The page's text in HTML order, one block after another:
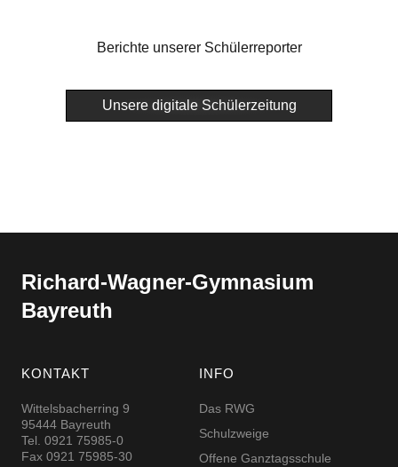
Berichte unserer Schülerreporter
Unsere digitale Schülerzeitung
Richard-​​Wagner-​​Gymnasium
Bayreuth
KONTAKT
Wittelsbacherring 9
95444 Bayreuth
Tel. 0921 75985-0
Fax 0921 75985-30
INFO
Das RWG
Schulzweige
Offene Ganztagsschule